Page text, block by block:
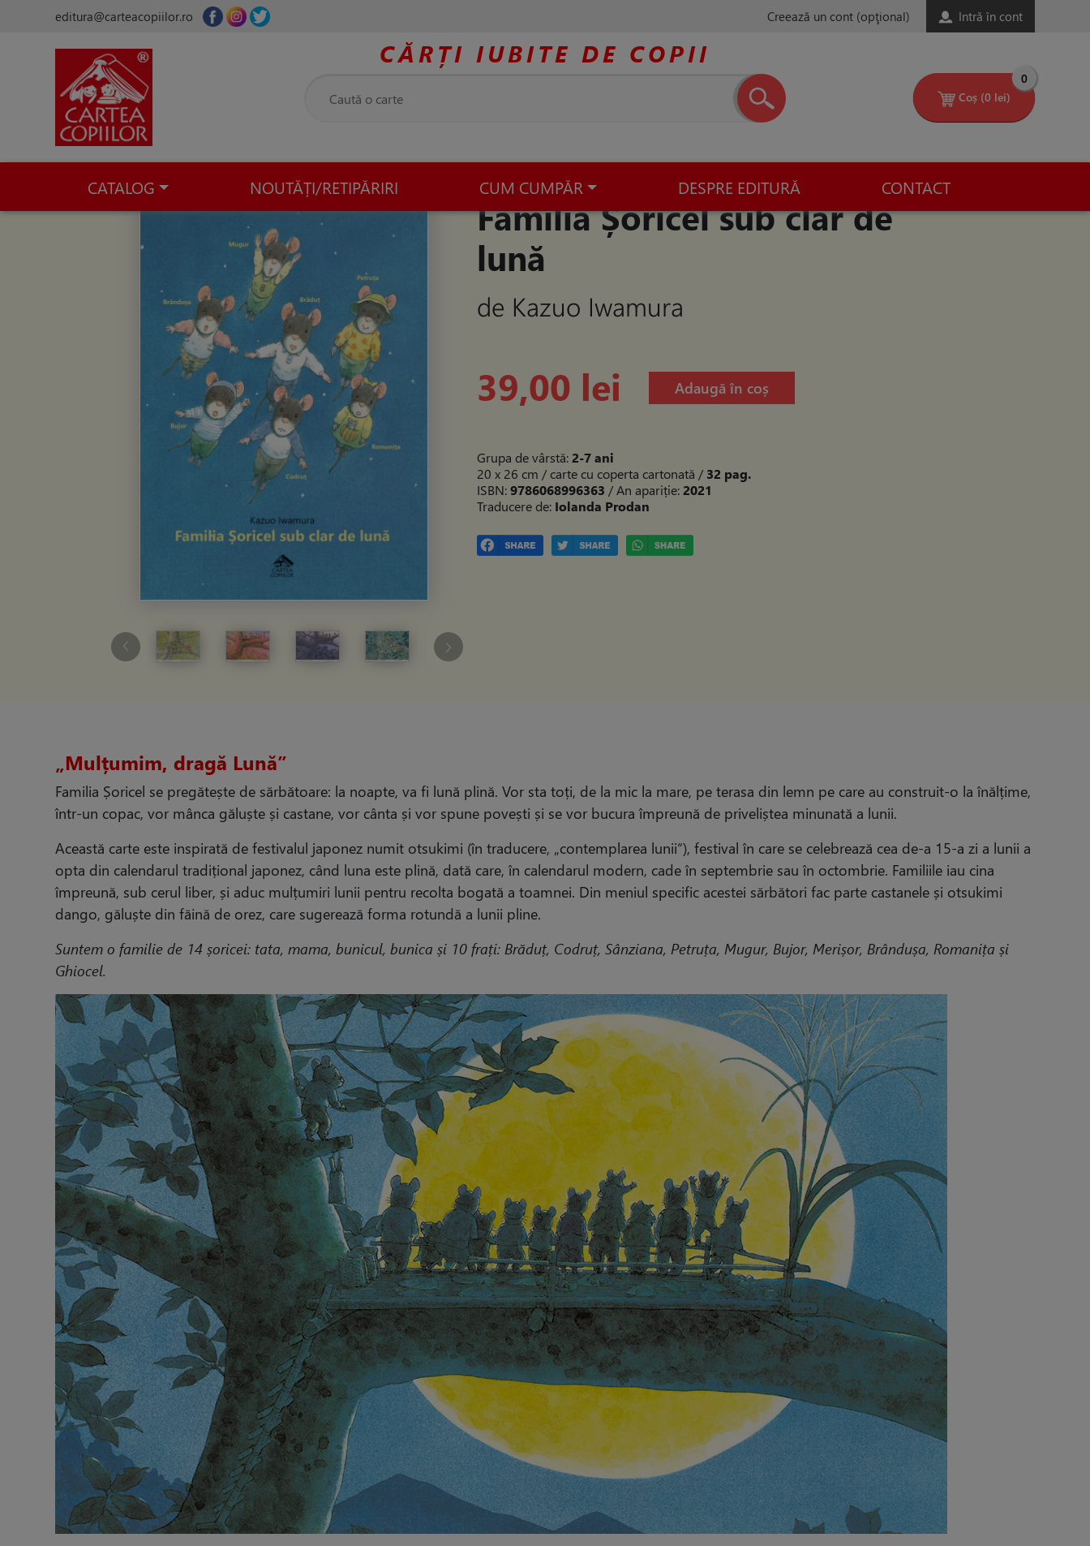
editura@carteacopiilor.ro Creează un cont (opţional) Intră în cont
CĂRȚI IUBITE DE COPII
Coș (0 lei)
0
CATALOG NOUTĂȚI/RETIPĂRIRI CUM CUMPĂR DESPRE EDITURĂ CONTACT
Familia Șoricel sub clar de
lună
de Kazuo Iwamura
39,00 lei Adaugă în coș
Grupa de vârstă:2-7 ani
20 x 26 cm / carte cu coperta cartonată / 32 pag.
ISBN:9786068996363 / An apariție:2021
Traducere de: Iolanda Prodan
„Mulțumim, dragă Lună”
Familia Șoricel se pregătește de sărbătoare: la noapte, va fi lună plină. Vor sta toți, de la mic la mare, pe terasa din lemn pe care au construit-o la înălțime,
într-un copac, vor mânca găluște și castane, vor cânta și vor spune povești și se vor bucura împreună de priveliștea minunată a lunii.
Această carte este inspirată de festivalul japonez numit otsukimi (în traducere, „contemplarea lunii“), festival în care se celebrează cea de-a 15-a zi a lunii a
opta din calendarul tradițional japonez, când luna este plină, dată care, în calendarul modern, cade în septembrie sau în octombrie. Familiile iau cina
împreună, sub cerul liber, și aduc mulțumiri lunii pentru recolta bogată a toamnei. Din meniul specific acestei sărbători fac parte castanele și otsukimi
dango, găluște din făină de orez, care sugerează forma rotundă a lunii pline.
Suntem o familie de 14 șoricei: tata, mama, bunicul, bunica și 10 frați: Brăduț, Codruț, Sânziana, Petruța, Mugur, Bujor, Merișor, Brândușa, Romanița și
Ghiocel.